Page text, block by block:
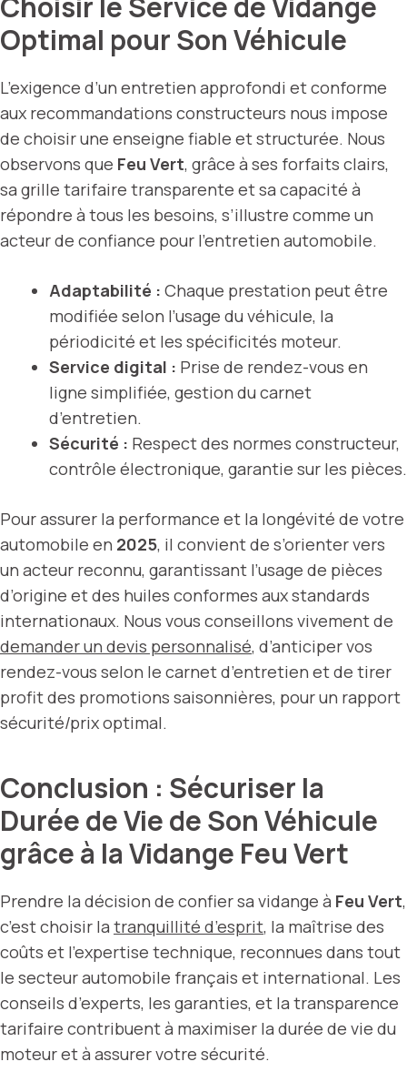
Optimal pour Son Véhicule
L’exigence d’un entretien approfondi et conforme
aux recommandations constructeurs nous impose
de choisir une enseigne fiable et structurée. Nous
observons que Feu Vert, grâce à ses forfaits clairs,
sa grille tarifaire transparente et sa capacité à
répondre à tous les besoins, s’illustre comme un
acteur de confiance pour l’entretien automobile.
Adaptabilité : Chaque prestation peut être
modifiée selon l’usage du véhicule, la
périodicité et les spécificités moteur.
Service digital : Prise de rendez-vous en
ligne simplifiée, gestion du carnet
d’entretien.
Sécurité : Respect des normes constructeur,
contrôle électronique, garantie sur les pièces.
Pour assurer la performance et la longévité de votre
automobile en 2025, il convient de s’orienter vers
un acteur reconnu, garantissant l’usage de pièces
d’origine et des huiles conformes aux standards
internationaux. Nous vous conseillons vivement de
demander un devis personnalisé, d’anticiper vos
rendez-vous selon le carnet d’entretien et de tirer
profit des promotions saisonnières, pour un rapport
sécurité/prix optimal.
Conclusion : Sécuriser la
Durée de Vie de Son Véhicule
grâce à la Vidange Feu Vert
Prendre la décision de confier sa vidange à Feu Vert,
c’est choisir la tranquillité d’esprit, la maîtrise des
coûts et l’expertise technique, reconnues dans tout
le secteur automobile français et international. Les
conseils d’experts, les garanties, et la transparence
tarifaire contribuent à maximiser la durée de vie du
moteur et à assurer votre sécurité.